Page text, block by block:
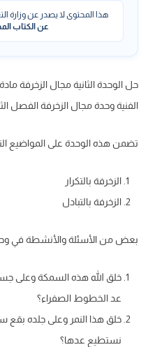
هذا المحتوى لا يصدر عن وزارة
عن الكتاب
الفنية وحدة مجال الزخرفة الفصل
تضمن هذه الوحدة على المواضيع
الزخرفة بالتكرار
الزخرفة بالتبادل
بعض من الأسئلة والأنشطة في
خلق الله هذه السمكة
عد الخطوط الصفراء؟
خلق هذا النمر وعلى جلده
نستطيع عدها؟